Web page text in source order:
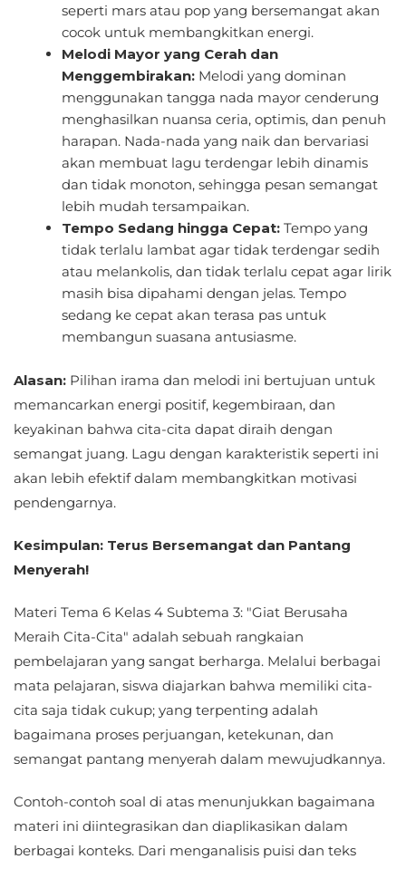
seperti mars atau pop yang bersemangat akan
cocok untuk membangkitkan energi.
Melodi Mayor yang Cerah dan
Menggembirakan: Melodi yang dominan
menggunakan tangga nada mayor cenderung
menghasilkan nuansa ceria, optimis, dan penuh
harapan. Nada-nada yang naik dan bervariasi
akan membuat lagu terdengar lebih dinamis
dan tidak monoton, sehingga pesan semangat
lebih mudah tersampaikan.
Tempo Sedang hingga Cepat: Tempo yang
tidak terlalu lambat agar tidak terdengar sedih
atau melankolis, dan tidak terlalu cepat agar lirik
masih bisa dipahami dengan jelas. Tempo
sedang ke cepat akan terasa pas untuk
membangun suasana antusiasme.
Alasan: Pilihan irama dan melodi ini bertujuan untuk
memancarkan energi positif, kegembiraan, dan
keyakinan bahwa cita-cita dapat diraih dengan
semangat juang. Lagu dengan karakteristik seperti ini
akan lebih efektif dalam membangkitkan motivasi
pendengarnya.
Kesimpulan: Terus Bersemangat dan Pantang
Menyerah!
Materi Tema 6 Kelas 4 Subtema 3: "Giat Berusaha
Meraih Cita-Cita" adalah sebuah rangkaian
pembelajaran yang sangat berharga. Melalui berbagai
mata pelajaran, siswa diajarkan bahwa memiliki cita-
cita saja tidak cukup; yang terpenting adalah
bagaimana proses perjuangan, ketekunan, dan
semangat pantang menyerah dalam mewujudkannya.
Contoh-contoh soal di atas menunjukkan bagaimana
materi ini diintegrasikan dan diaplikasikan dalam
berbagai konteks. Dari menganalisis puisi dan teks